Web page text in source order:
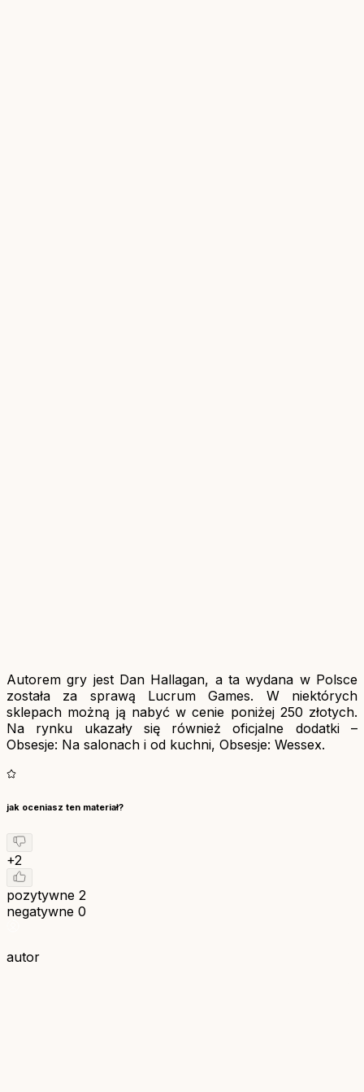
Autorem gry jest Dan Hallagan, a ta wydana w Polsce
została za sprawą Lucrum Games. W niektórych
sklepach możną ją nabyć w cenie poniżej 250 złotych.
Na rynku ukazały się również oficjalne dodatki –
Obsesje: Na salonach i od kuchni, Obsesje: Wessex.
jak oceniasz ten materiał?
+2
pozytywne 2
negatywne 0
autor